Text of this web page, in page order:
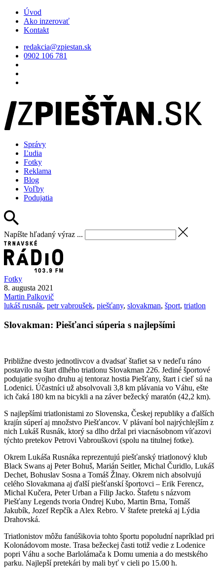
Úvod
Ako inzerovať
Kontakt
redakcia@zpiestan.sk
0902 106 781
Správy
Ľudia
Fotky
Reklama
Blog
Voľby
Podujatia
Napíšte hľadaný výraz ...
Fotky
8. augusta 2021
Martin Palkovič
lukáš rusnák, petr vabroušek, piešťany, slovakman, šport, triatlon
Slovakman: Piešťanci súperia s najlepšími
Približne dvesto jednotlivcov a dvadsať štafiet sa v nedeľu ráno
postavilo na štart dlhého triatlonu Slovakman 226. Jediné športové
podujatie svojho druhu aj tentoraz hostia Piešťany, štart i cieľ sú na
Lodenici. Účastníci už absolvovali 3,8 km plávania vo Váhu, ešte
ich čaká 180 km na bicykli a na záver bežecký maratón (42,2 km).
S najlepšími triatlonistami zo Slovenska, Českej republiky a ďalších
krajín súperí aj množstvo Piešťancov. V plávaní bol najrýchlejším z
nich Lukáš Rusnák, ktorý sa dlho držal pri viacnásobnom víťazovi
týchto pretekov Petrovi Vabrouškovi (spolu na titulnej fotke).
Okrem Lukáša Rusnáka reprezentujú piešťanský triatlonový klub
Black Swans aj Peter Bohuš, Marián Seitler, Michal Čuridlo, Lukáš
Dechet, Bohuslav Sosna a Tomáš Žlnay. Okrem nich absolvujú
celého Slovakmana aj ďalší piešťanskí športovci – Erik Ferencz,
Michal Kučera, Peter Urban a Filip Jacko. Štafetu s názvom
Piešťany Legends tvoria Ondrej Kubo, Martin Brna, Tomáš
Jakubík, Jozef Repčík a Alex Rebro. V štafete preteká aj Lýdia
Drahovská.
Triatlonistov môžu fanúšikovia tohto športu popoludní napríklad pri
Kolonádovom moste. Trasa bežeckej časti totiž vedie z Lodenice
popri Váhu a soche Barlolámača k Domu umenia a do mestského
parku. Najlepší pretekári by mali byť v cieli po 15.00 h.